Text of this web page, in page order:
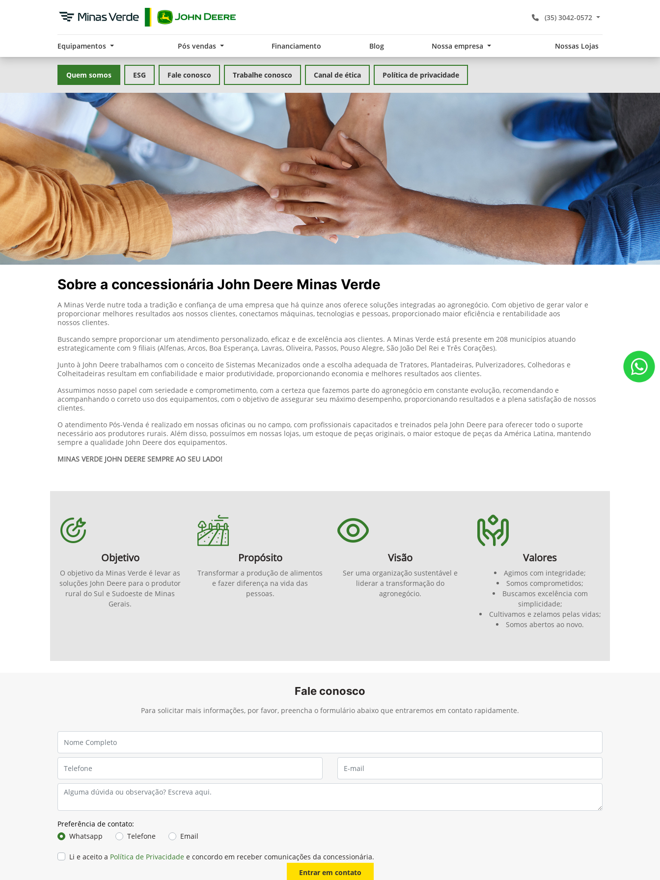
(35) 3042-0572
Equipamentos Pós vendas Financiamento Blog Nossa empresa Nossas Lojas
Quem somos ESG Fale conosco Trabalhe conosco Canal de ética Política de privacidade
Sobre a concessionária John Deere Minas Verde
A Minas Verde nutre toda a tradição e confiança de uma empresa que há quinze anos oferece soluções integradas ao agronegócio. Com objetivo de gerar valor e
proporcionar melhores resultados aos nossos clientes, conectamos máquinas, tecnologias e pessoas, proporcionado maior eficiência e rentabilidade aos
nossos clientes.
Buscando sempre proporcionar um atendimento personalizado, eficaz e de excelência aos clientes. A Minas Verde está presente em 208 municípios atuando
estrategicamente com 9 filiais (Alfenas, Arcos, Boa Esperança, Lavras, Oliveira, Passos, Pouso Alegre, São João Del Rei e Três Corações).
Junto à John Deere trabalhamos com o conceito de Sistemas Mecanizados onde a escolha adequada de Tratores, Plantadeiras, Pulverizadores, Colhedoras e
Colheitadeiras resultam em confiabilidade e maior produtividade, proporcionando economia e melhores resultados aos clientes.
Assumimos nosso papel com seriedade e comprometimento, com a certeza que fazemos parte do agronegócio em constante evolução, recomendando e
acompanhando o correto uso dos equipamentos, com o objetivo de assegurar seu máximo desempenho, proporcionando resultados e a plena satisfação de nossos
clientes.
O atendimento Pós-Venda é realizado em nossas oficinas ou no campo, com profissionais capacitados e treinados pela John Deere para oferecer todo o suporte
necessário aos produtores rurais. Além disso, possuímos em nossas lojas, um estoque de peças originais, o maior estoque de peças da América Latina, mantendo
sempre a qualidade John Deere dos equipamentos.
MINAS VERDE JOHN DEERE SEMPRE AO SEU LADO!
Objetivo
O objetivo da Minas Verde é levar as
soluções John Deere para o produtor
rural do Sul e Sudoeste de Minas
Gerais.
Propósito
Transformar a produção de alimentos
e fazer diferença na vida das
pessoas.
Visão
Ser uma organização sustentável e
liderar a transformação do
agronegócio.
Valores
Agimos com integridade;
Somos comprometidos;
Buscamos excelência com
simplicidade;
Cultivamos e zelamos pelas vidas;
Somos abertos ao novo.
Fale conosco
Para solicitar mais informações, por favor, preencha o formulário abaixo que entraremos em contato rapidamente.
Preferência de contato:
Whatsapp
Telefone Email
Li e aceito a Política de Privacidade e concordo em receber comunicações da concessionária.
Entrar em contato